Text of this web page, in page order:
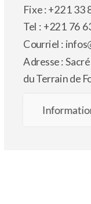
Fixe : +221 33
Tel : +221 76
Courriel :
Adresse :
du Terrain de